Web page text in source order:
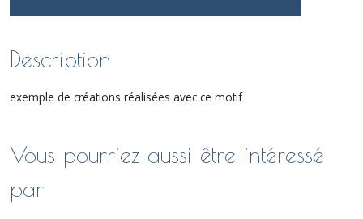
Description
exemple de créations réalisées avec ce motif
Vous pourriez aussi être intéressé
par